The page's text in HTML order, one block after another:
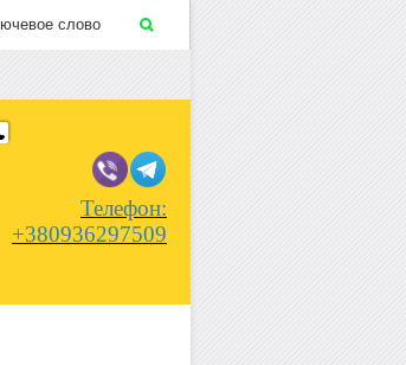
Телефон:
+380936297509